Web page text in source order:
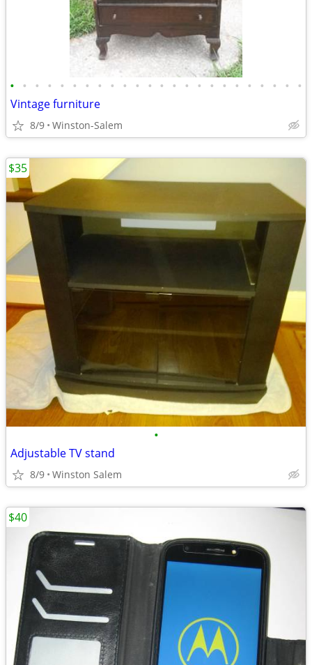
• • • • • • • • • • • • • • • • • • • • • • • •
Vintage furniture
8/9 Winston-Salem
•
Adjustable TV stand
8/9 Winston Salem
$35
$40